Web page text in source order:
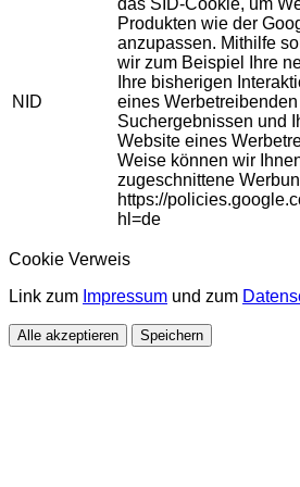
NID
Produkten wie der
anzupassen. Mithilfe
wir zum Beispiel Ihre
Ihre bisherigen
eines
Suchergebnissen und
Website eines
Weise können wir
zugeschnittene
https://
hl=de
Cookie Verweis
Link zum Impressum und zum
Alle akzeptieren Speichern